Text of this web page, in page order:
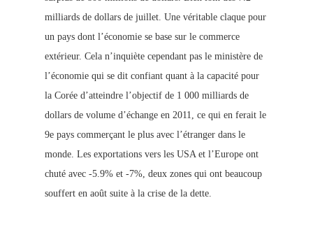
milliards de dollars de juillet. Une véritable claque pour
un pays dont l’économie se base sur le commerce
extérieur. Cela n’inquiète cependant pas le ministère de
l’économie qui se dit confiant quant à la capacité pour
la Corée d’atteindre l’objectif de 1 000 milliards de
dollars de volume d’échange en 2011, ce qui en ferait le
9e pays commerçant le plus avec l’étranger dans le
monde. Les exportations vers les USA et l’Europe ont
chuté avec -5.9% et -7%, deux zones qui ont beaucoup
souffert en août suite à la crise de la dette.